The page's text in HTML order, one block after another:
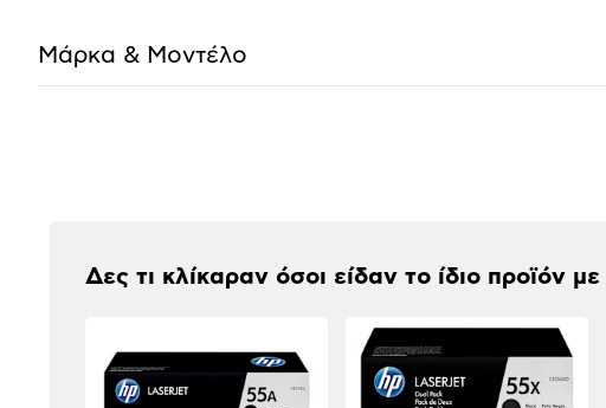
Μάρκα & Μοντέλο
Δες τι κλίκαραν όσοι είδαν το ίδιο προϊόν